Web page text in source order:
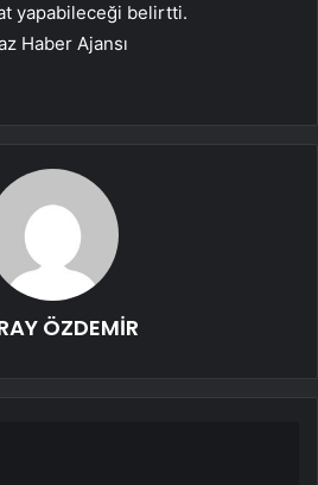
yapabileceği belirtti.
Haber Ajansı
ÖZDEMİR